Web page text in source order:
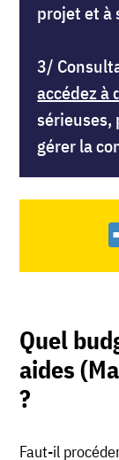
projet et à
3/
accédez
sérieuses,
gérer la
Quel
aides
?
Faut-il